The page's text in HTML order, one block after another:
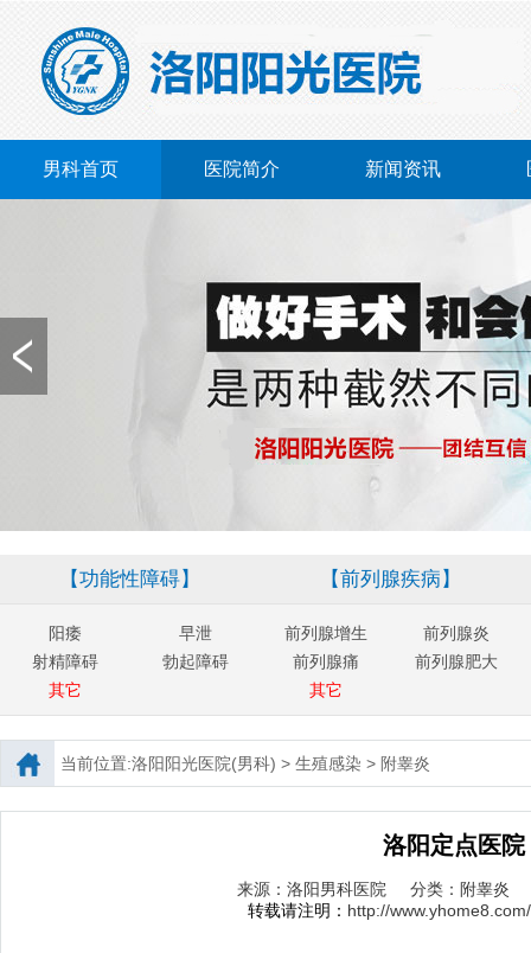
男科首页 医院简介 新闻资讯
【功能性障碍】
阳痿
早泄
射精障碍
勃起障碍
其它
【前列腺疾病】
前列腺增生
前列腺炎
前列腺痛
前列腺肥大
其它
当前位置:洛阳阳光医院(男科) > 生殖感染 > 附睾炎
洛阳定点医院
来源：洛阳男科医院
分类：附睾炎
转载请注明： http://